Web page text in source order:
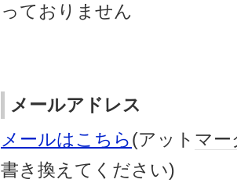
っておりません
メールアドレス
メールはこちら(アット マー
書き換えてください)